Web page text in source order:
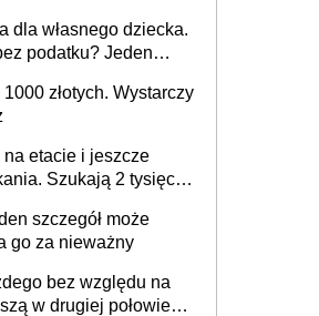
dla własnego dziecka.
podatku? Jeden
złotych. Wystarczy
etacie i jeszcze
Szukają 2 tysięcy
szczegół może
go za nieważny
bez względu na
w drugiej połowie